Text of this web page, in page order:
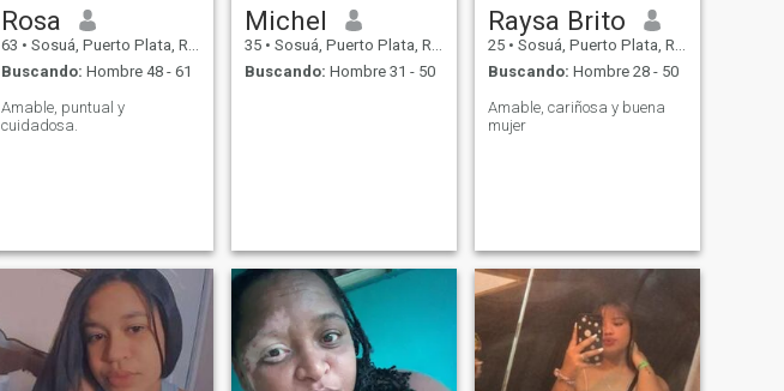
Rosa
63 • Sosuá, Puerto Plata, Rep. Dominicana
Buscando: Hombre 48 - 61
Amable, puntual y
cuidadosa.
Michel
35 • Sosuá, Puerto Plata, Rep. Dominicana
Buscando: Hombre 31 - 50
Raysa Brito
25 • Sosuá, Puerto Plata, Rep. Dominicana
Buscando: Hombre 28 - 50
Amable, cariñosa y buena
mujer